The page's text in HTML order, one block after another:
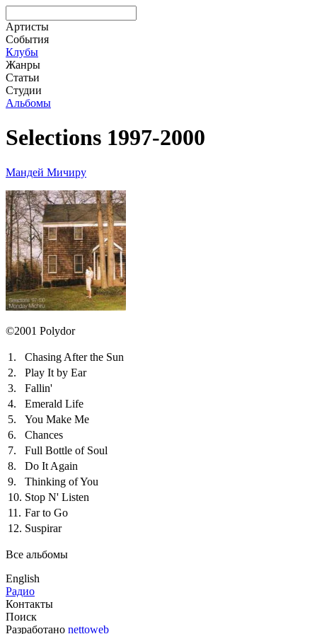
Артисты
События
Клубы
Жанры
Статьи
Студии
Альбомы
Selections 1997-2000
Мандей Мичиру
©2001 Polydor
1.
Chasing After the Sun
2.
Play It by Ear
3.
Fallin'
4.
Emerald Life
5.
You Make Me
6.
Chances
7.
Full Bottle of Soul
8.
Do It Again
9.
Thinking of You
10. Stop N' Listen
11. Far to Go
12. Suspirar
Все альбомы
English
Радио
Контакты
Поиск
Разработано nettoweb